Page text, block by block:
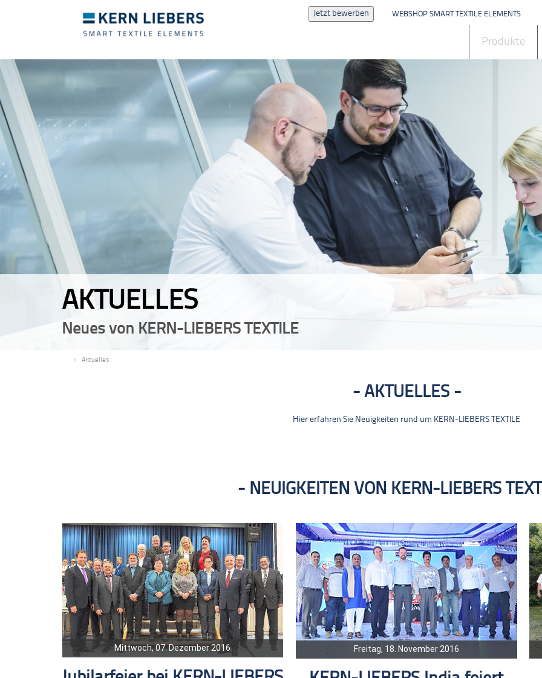
Jetzt bewerben WEBSHOP SMART TEXTILE ELEMENTS
Produkte
AKTUELLES
Neues von KERN-LIEBERS TEXTILE
Aktuelles
AKTUELLES
Hier erfahren Sie Neuigkeiten rund um KERN-LIEBERS TEXTILE
NEUIGKEITEN VON KERN-LIEBERS
Mittwoch, 07. Dezember 2016 Freitag, 18. November 2016